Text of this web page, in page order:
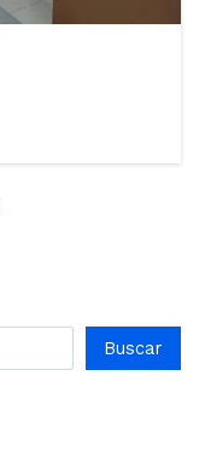
Buscar